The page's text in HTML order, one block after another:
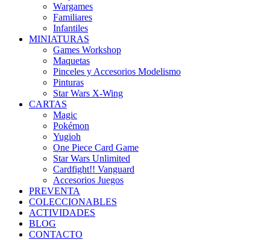
Wargames
Familiares
Infantiles
MINIATURAS
Games Workshop
Maquetas
Pinceles y Accesorios Modelismo
Pinturas
Star Wars X-Wing
CARTAS
Magic
Pokémon
Yugioh
One Piece Card Game
Star Wars Unlimited
Cardfight!! Vanguard
Accesorios Juegos
PREVENTA
COLECCIONABLES
ACTIVIDADES
BLOG
CONTACTO